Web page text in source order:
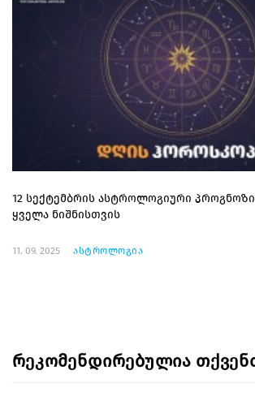
12 სექტემბრის ასტროლოგიური
ყველა ნიშნისთვის
11. 09. 2025 ასტროლოგია
რეკომენდირებულია